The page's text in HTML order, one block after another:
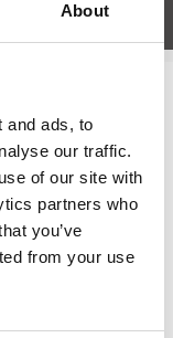
About
and ads, to
our traffic.
of our site with
partners who
you’ve
from your use